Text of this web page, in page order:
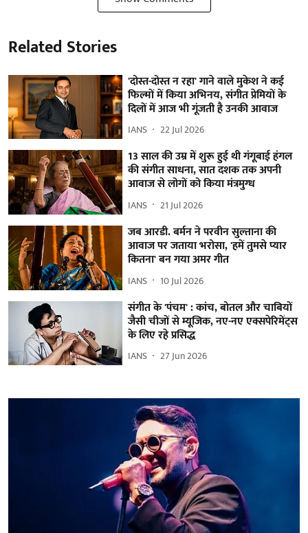
Related Stories
'दोस्त-दोस्त न रहा' गाने वाले मुकेश ने कई
फिल्मों में किया अभिनय, संगीत प्रेमियों के
दिलों में आज भी गूंजती है उनकी आवाज
IANS 22 Jul 2026
13 साल की उम्र में शुरू हुई थी गंगूबाई हंगल
की संगीत साधना, सात दशक तक अपनी
आवाज से लोगों को किया मंत्रमुग्ध
IANS 21 Jul 2026
जब आरडी. बर्मन ने परवीन सुल्ताना की
आवाज पर जताया भरोसा, 'हमें तुमसे प्यार
कितना' बन गया अमर गीत
IANS 10 Jul 2026
संगीत के 'पंचम' : कांच, बोतल और चाबियों
जैसी चीजों से म्यूजिक, नए-नए एक्सपेरिमेंट्स
के लिए रहे प्रसिद्ध
IANS 27 Jun 2026